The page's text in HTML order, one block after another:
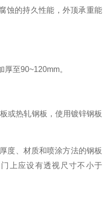
蚀的持久性能，外顶承重能
至90~120mm。
或热轧钢板，使用镀锌钢板
度、材质和喷涂方法的钢板
上应设有透视尺寸不小于